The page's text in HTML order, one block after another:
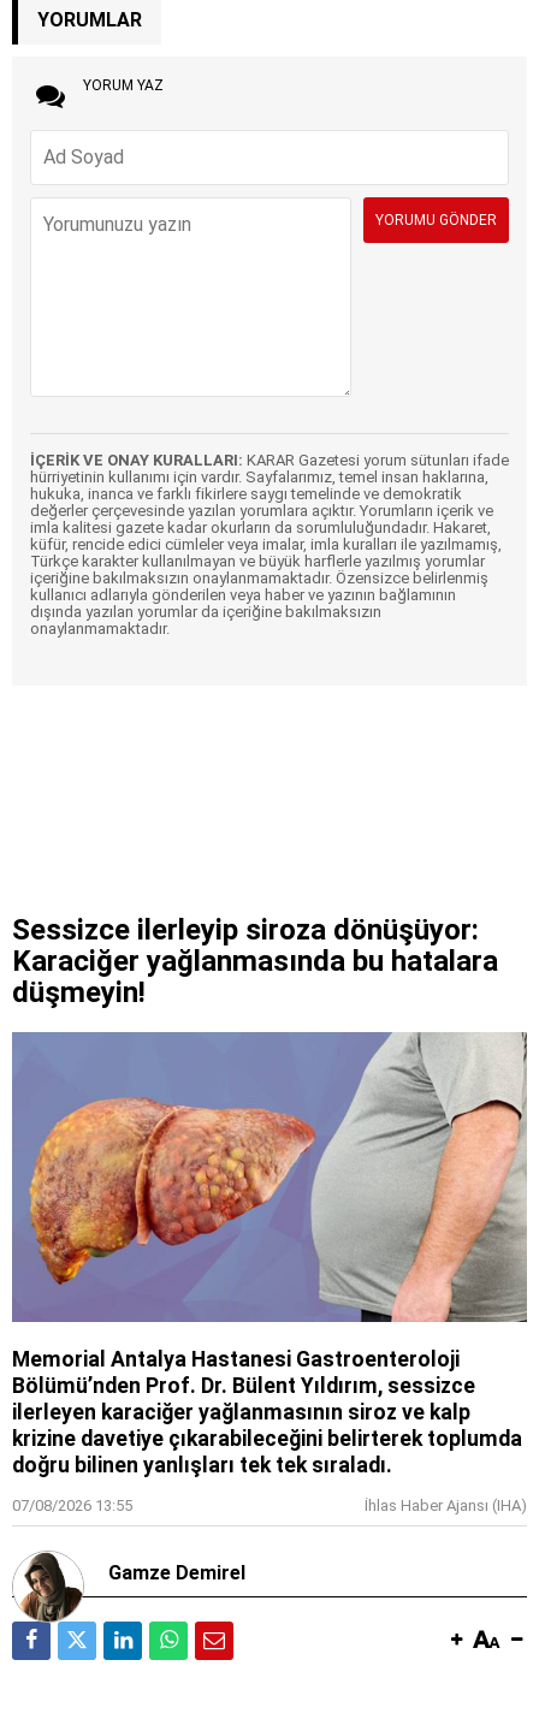
YORUMLAR
YORUM YAZ
İÇERİK VE ONAY KURALLARI: KARAR Gazetesi yorum sütunları ifade
hürriyetinin kullanımı için vardır. Sayfalarımız, temel insan haklarına,
hukuka, inanca ve farklı fikirlere saygı temelinde ve demokratik
değerler çerçevesinde yazılan yorumlara açıktır. Yorumların içerik ve
imla kalitesi gazete kadar okurların da sorumluluğundadır. Hakaret,
küfür, rencide edici cümleler veya imalar, imla kuralları ile yazılmamış,
Türkçe karakter kullanılmayan ve büyük harflerle yazılmış yorumlar
içeriğine bakılmaksızın onaylanmamaktadır. Özensizce belirlenmiş
kullanıcı adlarıyla gönderilen veya haber ve yazının bağlamının
dışında yazılan yorumlar da içeriğine bakılmaksızın
onaylanmamaktadır.
Sessizce ilerleyip siroza dönüşüyor:
Karaciğer yağlanmasında bu hatalara
düşmeyin!
Memorial Antalya Hastanesi Gastroenteroloji
Bölümü’nden Prof. Dr. Bülent Yıldırım, sessizce
ilerleyen karaciğer yağlanmasının siroz ve kalp
krizine davetiye çıkarabileceğini belirterek toplumda
doğru bilinen yanlışları tek tek sıraladı.
07/08/2026 13:55 İhlas Haber Ajansı (IHA)
Gamze Demirel